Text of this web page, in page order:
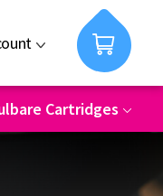
Cartridges